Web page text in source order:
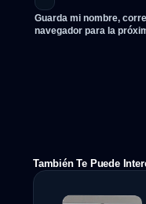
Guarda mi nombre,
navegador para la
También Te Puede